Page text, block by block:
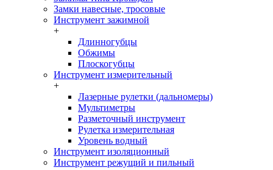
Замки навесные, тросовые
Инструмент зажимной
+
Длинногубцы
Обжимы
Плоскогубцы
Инструмент измерительный
+
Лазерные рулетки (дальномеры)
Мультиметры
Разметочный инструмент
Рулетка измерительная
Уровень водный
Инструмент изоляционный
Инструмент режущий и пильный